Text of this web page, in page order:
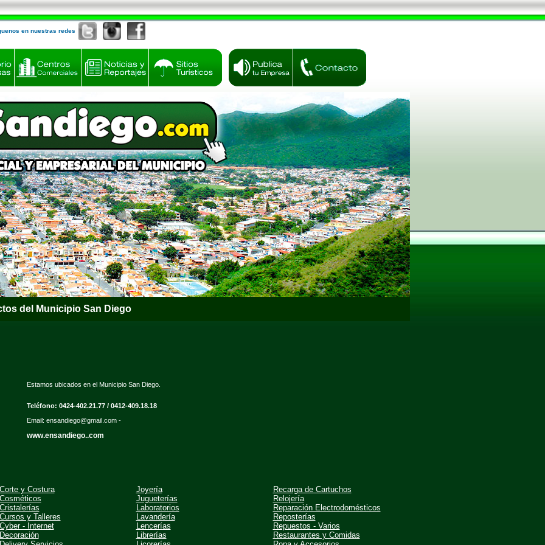
en nuestras redes
del Municipio San Diego
Estamos ubicados en el Municipio San Diego.
Teléfono: 0424-402.21.77 / 0412-409.18.18
Email: ensandiego@gmail.com -
www.ensandiego..com
y Costura
y Talleres
- Internet
Joyería
Jugueterías
Laboratorios
Lavandería
Lencerías
Librerías
Recarga de Cartuchos
Relojería
Reparación Electrodomésticos
Reposterías
Repuestos - Varios
Restaurantes y Comidas